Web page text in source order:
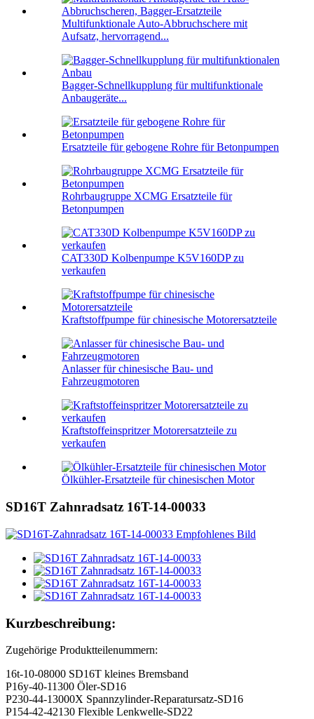
Multifunktionale Auto-Abbruchschere mit
Aufsatz, hervorragend...
Bagger-Schnellkupplung für multifunktionale
Anbaugeräte...
Ersatzteile für gebogene Rohre für Betonpumpen
Rohrbaugruppe XCMG Ersatzteile für
Betonpumpen
CAT330D Kolbenpumpe K5V160DP zu
verkaufen
Kraftstoffpumpe für chinesische Motorersatzteile
Anlasser für chinesische Bau- und
Fahrzeugmotoren
Kraftstoffeinspritzer Motorersatzteile zu
verkaufen
Ölkühler-Ersatzteile für chinesischen Motor
SD16T Zahnradsatz 16T-14-00033
Kurzbeschreibung:
Zugehörige Produktteilenummern:
16t-10-08000 SD16T kleines Bremsband
P16y-40-11300 Öler-SD16
P230-44-13000X Spannzylinder-Reparatursatz-SD16
P154-42-42130 Flexible Lenkwelle-SD22